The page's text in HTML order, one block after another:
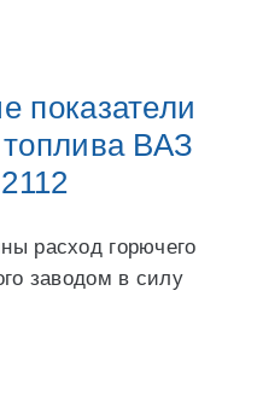
показатели
ВАЗ
2112
расход горючего
заводом в силу